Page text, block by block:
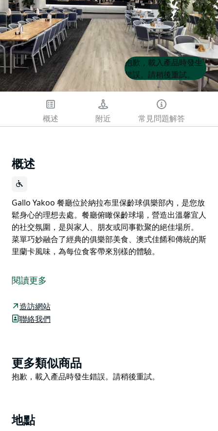
Product
List
Product
List
抱歉，載入產品時發生
錯誤。請稍後重試。
概述 附近 常見問題解答
概述
Gallo Yakoo 餐廳位於納拉布里保齡球俱樂部內，是您放
鬆身心的理想去處。餐廳俯瞰保齡球場，營造出溫馨宜人
的社交氛圍，是與家人、朋友或同事歡聚的絕佳場所。
菜單巧妙融合了經典的俱樂部美食、澳式佳餚和傳統的斯
里蘭卡風味，為每位食客帶來別樣的體驗。
鬆身心的理想去處。餐廳俯瞰保齡球場，營造出溫馨宜人
的社交氛圍，是與家人、朋友或同事歡聚的絕佳場所。
菜單巧妙融合了經典的俱樂部美食、澳式佳餚和傳統的斯
里蘭卡風味，為每位食客帶來別樣的體驗。
閱讀更多
造訪網站
聯絡我們
Product
List
更多類似商品
Product
抱歉，載入產品時發生錯誤。請稍後重試。
地點